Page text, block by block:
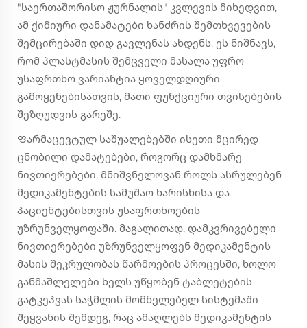
"საერთაშორისო ჟურნალის" კვლევის მიხედვით,
ამ ქიმიური დანამატები ხანძრის შემთხვევების
შემცირებაში დიდ გავლენას ახდენს. ეს ნიშნავს,
რომ პლასტმასის შემცველი მასალა უფრო
უსაფრთხო ვარიანტია ყოველდღიური
გამოყენებისათვის, მათი ფუნქციური თვისებების
შეზღუდვის გარეშე.
Ფარმაცევტულ საშუალებებში ისეთი მცირედ
ცნობილი დამატებები, როგორც დამხმარე
ნივთიერებები, მნიშვნელოვან როლს ასრულებენ
მედიკამენტების სამუშაო ხარისხისა და
პაციენტებისთვის უსაფრთხოების
უზრუნველყოფაში. მაგალითად, დამკვრივებელი
ნივთიერებები უზრუნველყოფენ მედიკამენტის
მასის შეკრულობას წარმოების პროცესში, ხოლო
განმაშლელები ხელს უწყობენ ტაბლეტების
გატკეპვას საჭმლის მომნელებელ სისტემაში
შეყვანის შემდეგ, რაც ამაღლებს მედიკამენტის